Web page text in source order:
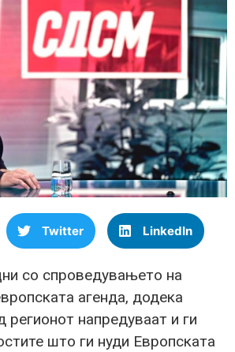
Twitter LinkedIn
со спроведувањето на
агенда, додека
регионот напредуваат и ги
што ги нуди Европската